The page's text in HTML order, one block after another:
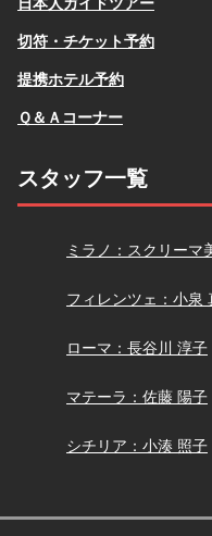
切符・チケット予約
提携ホテル予約
Ｑ＆Ａコーナー
スタッフ一覧
スクリーマ
ミラノ：スクリーマ
小泉
フィレンツェ：小泉
長谷川
ローマ：長谷川 淳子
佐藤
マテーラ：佐藤 陽子
小湊
シチリア：小湊 照子